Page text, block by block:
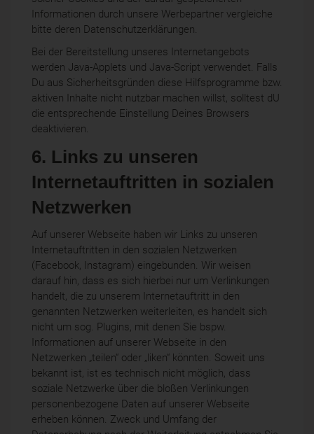
Informationen durch unsere Werbepartner vergleiche
bitte deren Datenschutzerklärungen.
Bei der Bereitstellung unseres Internetangebots
werden Java-Applets und Java-Script verwendet. Falls
Du aus Sicherheitsgründen diese Hilfsprogramme bzw.
aktiven Inhalte nicht nutzbar machen willst, solltest dU
die entsprechende Einstellung Deines Browsers
deaktivieren.
6. Links zu unseren
Internetauftritten in sozialen
Netzwerken
Auf unserer Webseite haben wir Links zu unseren
Internetauftritten in den sozialen Netzwerken
(Facebook, Instagram) eingebunden. Wir weisen
darauf hin, dass es sich hierbei nur um Verlinkungen
handelt, die zu unserem Internetauftritt in den
genannten Netzwerken weiterleiten, es handelt sich
nicht um sog. Plugins, mit denen Sie bspw.
Informationen auf unserer Webseite in den
Netzwerken „teilen“ oder „liken“ könnten. Soweit uns
bekannt ist, ist es technisch nicht möglich, dass
soziale Netzwerke über die bloßen Verlinkungen
personenbezogene Daten auf unserer Webseite
erheben können. Zweck und Umfang der